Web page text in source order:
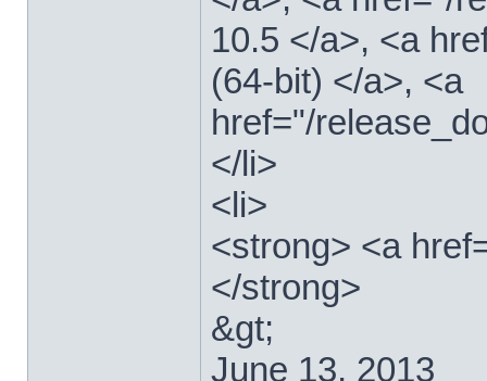
10.5 </a>, <a
(64-bit) </a>, <a
href="/
</li>
<li>
<strong> <a
</strong>
&gt;
June 13, 2013